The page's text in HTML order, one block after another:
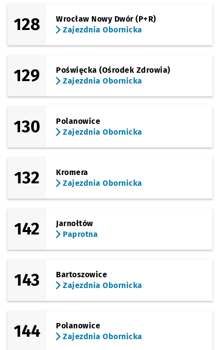
128
Wrocław Nowy Dwór (P+R)
Zajezdnia Obornicka
129
Poświęcka (Ośrodek Zdrowia)
Zajezdnia Obornicka
130
Polanowice
Zajezdnia Obornicka
132
Kromera
Zajezdnia Obornicka
142
Jarnołtów
Paprotna
143
Bartoszowice
Zajezdnia Obornicka
144
Polanowice
Zajezdnia Obornicka